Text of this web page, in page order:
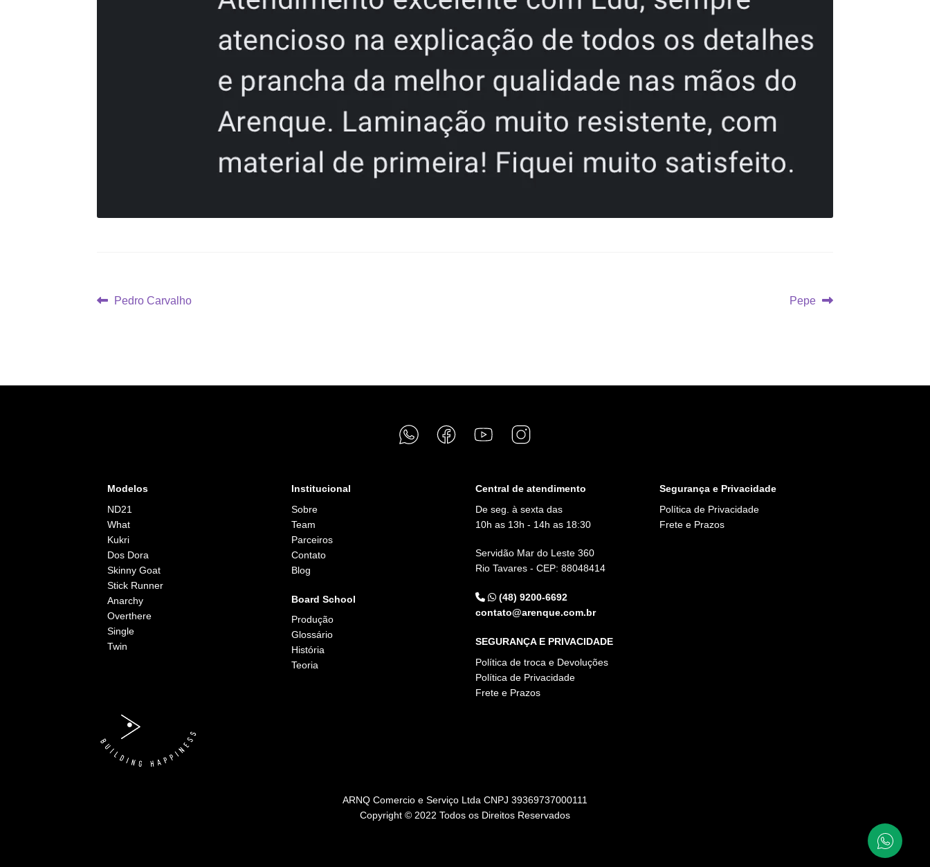
Navegação
Post
Pedro Carvalho
Próximo
Pepe
Modelos
ND21
What
Kukri
Dos Dora
Skinny Goat
Stick Runner
Anarchy
Overthere
Single
Twin
Institucional
Sobre
Team
Parceiros
Contato
Blog
Board School
Produção
Glossário
História
Teoria
Central de atendimento
De seg. à sexta das
10h as 13h - 14h as 18:30
Servidão Mar do Leste 360
Rio Tavares - CEP: 88048414
(48) 9200-6692
contato@arenque.com.br
SEGURANÇA E PRIVACIDADE
Política de troca e Devoluções
Política de Privacidade
Frete e Prazos
Segurança e Privacidade
Política de Privacidade
Frete e Prazos
ARNQ Comercio e Serviço Ltda CNPJ 39369737000111
Copyright © 2022 Todos os Direitos Reservados